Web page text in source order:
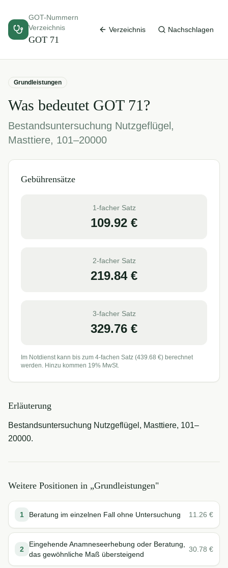
GOT-Nummern
Verzeichnis
GOT 71
Verzeichnis Nachschlagen
Grundleistungen
Was bedeutet GOT 71?
Bestandsuntersuchung Nutzgeflügel,
Masttiere, 101–20000
Gebührensätze
1-facher Satz
109.92 €
2-facher Satz
219.84€
3-facher Satz
329.76 €
Im Notdienst kann bis zum 4-fachen Satz (439.68 €) berechnet
werden. Hinzu kommen 19% MwSt.
Erläuterung
Bestandsuntersuchung Nutzgeflügel, Masttiere, 101–
20000.
Weitere Positionen in „Grundleistungen"
1 Beratung im einzelnen Fall ohne Untersuchung 11.26 €
2
Eingehende Anamneseerhebung oder Beratung,
das gewöhnliche Maß übersteigend
30.78 €